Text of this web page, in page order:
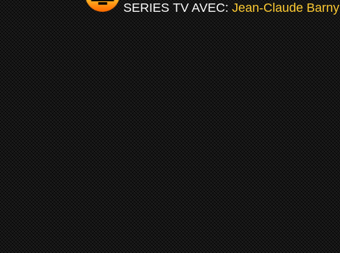
SERIES TV AVEC:Jean-Claude Barny